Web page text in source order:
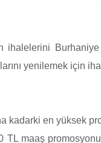
ihalelerini
yenilemek için
kadarki en yüksek
TL maaş